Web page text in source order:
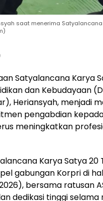
saat menerima
Satyalancana Karya
dan Kebudayaan
Heriansyah, menjadi
pengabdian
meningkatkan
Karya Satya 20
gabungan Korpri di
bersama ratusan
dedikasi tinggi